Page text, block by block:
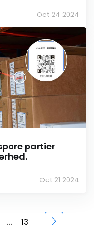
Oct 24 2024
partier
Oct 21 2024
... 13